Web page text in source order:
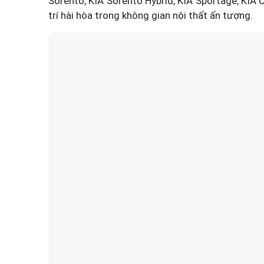
trí hài hòa trong không gian nội thất ấn tượng.